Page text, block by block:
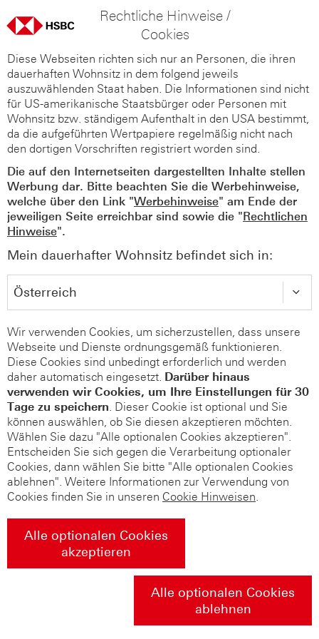
Rechtliche Hinweise /
Cookies
Diese Webseiten richten sich nur an Personen, die ihren
dauerhaften Wohnsitz in dem folgend jeweils
auszuwählenden Staat haben. Die Informationen sind nicht
für US-amerikanische Staatsbürger oder Personen mit
Wohnsitz bzw. ständigem Aufenthalt in den USA bestimmt,
da die aufgeführten Wertpapiere regelmäßig nicht nach
den dortigen Vorschriften registriert worden sind.
Die auf den Internetseiten dargestellten Inhalte stellen
Werbung dar. Bitte beachten Sie die Werbehinweise,
welche über den Link "Werbehinweise" am Ende der
jeweiligen Seite erreichbar sind sowie die "Rechtlichen
Hinweise".
Mein dauerhafter Wohnsitz befindet sich in:
Wir verwenden Cookies, um sicherzustellen, dass unsere
Webseite und Dienste ordnungsgemäß funktionieren.
Diese Cookies sind unbedingt erforderlich und werden
daher automatisch eingesetzt. Darüber hinaus
verwenden wir Cookies, um Ihre Einstellungen für 30
Tage zu speichern. Dieser Cookie ist optional und Sie
können auswählen, ob Sie diesen akzeptieren möchten.
Wählen Sie dazu "Alle optionalen Cookies akzeptieren".
Entscheiden Sie sich gegen die Verarbeitung optionaler
Cookies, dann wählen Sie bitte "Alle optionalen Cookies
ablehnen". Weitere Informationen zur Verwendung von
Cookies finden Sie in unseren Cookie Hinweisen.
Alle optionalen Cookies
akzeptieren
Alle optionalen Cookies
ablehnen